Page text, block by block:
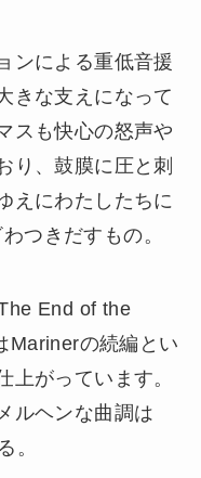
ンによる重低音援
きな支えになって
スも快心の怒声や
り、鼓膜に圧と刺
えにわたしたちに
つきだすもの。
End of the
Marinerの続編とい
上がっています。
ルヘンな曲調は
。